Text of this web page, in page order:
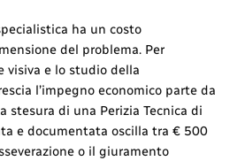
ha un costo
del problema. Per
visiva e lo studio della
l’impegno economico parte da
stesura di una Perizia Tecnica di
e documentata oscilla tra € 500
o il giuramento